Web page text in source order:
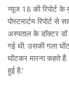
न्यूज 18 की रिपोर्ट के
पोस्टमार्टम रिपोर्ट
अस्पताल के डॉक्टर डॉ
गई थी. उसकी गला
घोंटकर मारना कहते
हुई है.’